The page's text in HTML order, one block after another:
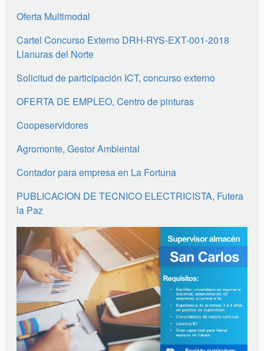
Oferta Multimodal
Cartel Concurso Externo DRH-RYS-EXT-001-2018
Llanuras del Norte
Solicitud de participación ICT, concurso externo
OFERTA DE EMPLEO, Centro de pinturas
Coopeservidores
Agromonte, Gestor Ambiental
Contador para empresa en La Fortuna
PUBLICACION DE TECNICO ELECTRICISTA, Futera
la Paz